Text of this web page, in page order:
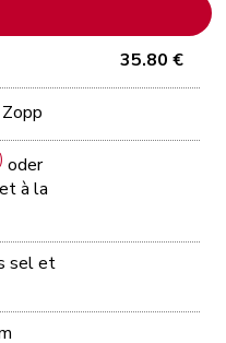
35.80 €
oder
à la
sel et